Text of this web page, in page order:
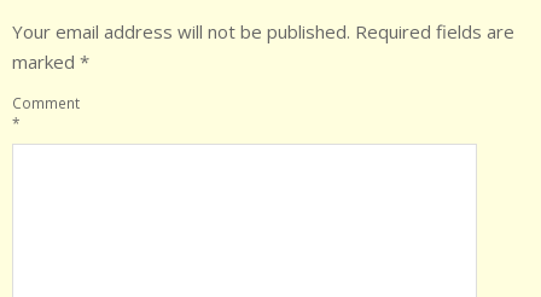
Your email address will not be published. Required fields are
marked *
Comment
*